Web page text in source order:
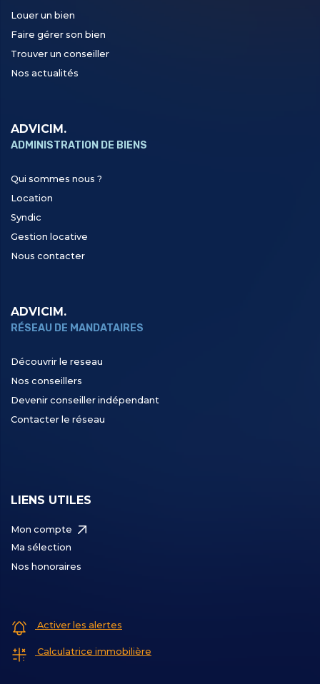
Louer un bien
Faire gérer son bien
Trouver un conseiller
Nos actualités
ADVICIM.
ADMINISTRATION DE BIENS
Qui sommes nous ?
Location
Syndic
Gestion locative
Nous contacter
ADVICIM.
RÉSEAU DE MANDATAIRES
Découvrir le reseau
Nos conseillers
Devenir conseiller indépendant
Contacter le réseau
LIENS UTILES
Mon compte
Ma sélection
Nos honoraires
Activer les alertes
Calculatrice immobilière